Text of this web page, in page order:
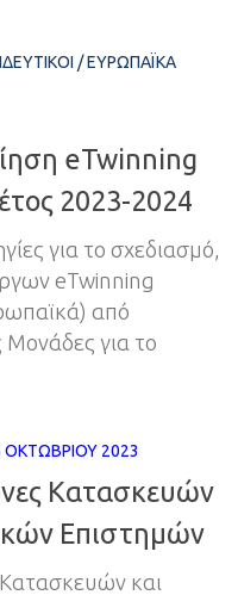
/ΕΥΡΩΠΑΪΚΆ
eTwinning
2023-2024
για το σχεδιασμό,
eTwinning
από
Μονάδες για το
ΟΚΤΩΒΡΊΟΥ 2023
Κατασκευών
Επιστημών
και